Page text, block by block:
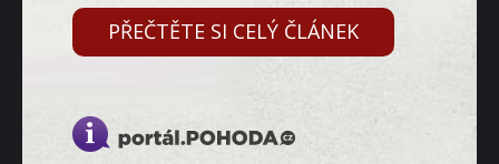
PŘEČTĚTE SI CELÝ ČLÁNEK